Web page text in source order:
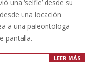
una ‘selfie’ desde su
una locación
a una paleontóloga
pantalla.
LEER MÁS